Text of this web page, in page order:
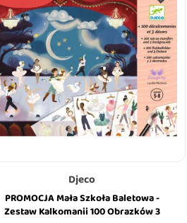
Djeco
PROMOCJA Mała Szkoła Baletowa -
Zestaw Kalkomanii 100 Obrazków 3